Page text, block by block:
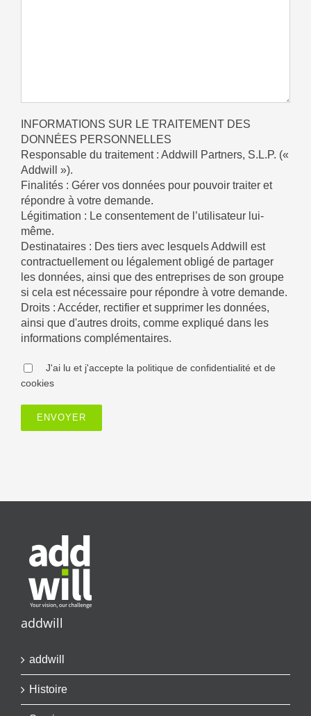
INFORMATIONS SUR LE TRAITEMENT DES
DONNÉES PERSONNELLES
Responsable du traitement : Addwill Partners, S.L.P. («
Addwill »).
Finalités : Gérer vos données pour pouvoir traiter et
répondre à votre demande.
Légitimation : Le consentement de l’utilisateur lui-
même.
Destinataires : Des tiers avec lesquels Addwill est
contractuellement ou légalement obligé de partager
les données, ainsi que des entreprises de son groupe
si cela est nécessaire pour répondre à votre demande.
Droits : Accéder, rectifier et supprimer les données,
ainsi que d'autres droits, comme expliqué dans les
informations complémentaires.
J'ai lu et j'accepte la politique de confidentialité et de
cookies
addwill
addwill
Histoire